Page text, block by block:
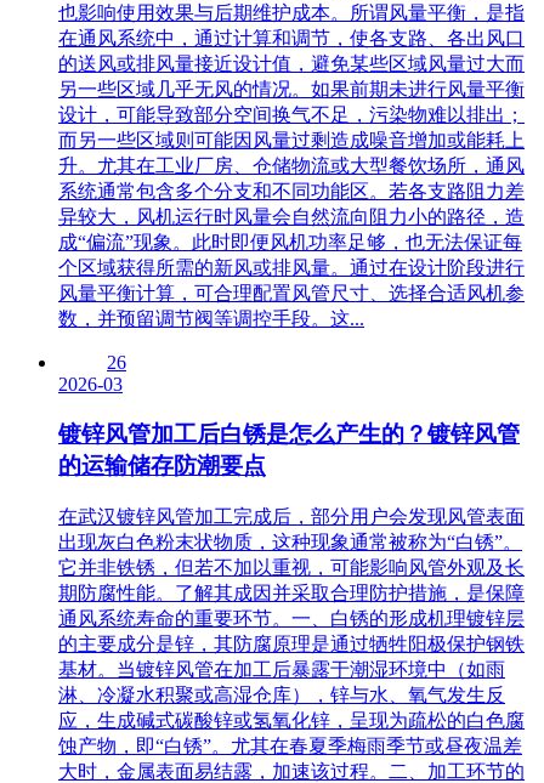
也影响使用效果与后期维护成本。所谓风量平衡，是指
在通风系统中，通过计算和调节，使各支路、各出风口
的送风或排风量接近设计值，避免某些区域风量过大而
另一些区域几乎无风的情况。如果前期未进行风量平衡
设计，可能导致部分空间换气不足，污染物难以排出；
而另一些区域则可能因风量过剩造成噪音增加或能耗上
升。尤其在工业厂房、仓储物流或大型餐饮场所，通风
系统通常包含多个分支和不同功能区。若各支路阻力差
异较大，风机运行时风量会自然流向阻力小的路径，造
成“偏流”现象。此时即便风机功率足够，也无法保证每
个区域获得所需的新风或排风量。通过在设计阶段进行
风量平衡计算，可合理配置风管尺寸、选择合适风机参
数，并预留调节阀等调控手段。这...
26
2026-03
镀锌风管加工后白锈是怎么产生的？镀锌风管
的运输储存防潮要点
在武汉镀锌风管加工完成后，部分用户会发现风管表面
出现灰白色粉末状物质，这种现象通常被称为“白锈”。
它并非铁锈，但若不加以重视，可能影响风管外观及长
期防腐性能。了解其成因并采取合理防护措施，是保障
通风系统寿命的重要环节。一、白锈的形成机理镀锌层
的主要成分是锌，其防腐原理是通过牺牲阳极保护钢铁
基材。当镀锌风管在加工后暴露于潮湿环境中（如雨
淋、冷凝水积聚或高湿仓库），锌与水、氧气发生反
应，生成碱式碳酸锌或氢氧化锌，呈现为疏松的白色腐
蚀产物，即“白锈”。尤其在春夏季梅雨季节或昼夜温差
大时，金属表面易结露，加速该过程。二、加工环节的